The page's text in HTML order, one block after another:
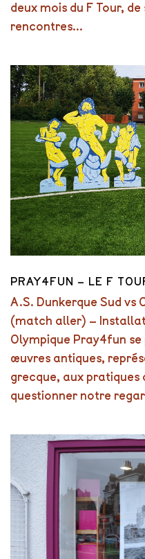
deux mois du F Tour,
rencontres...
PRAY4FUN – LE F
A.S. Dunkerque Sud vs
(match aller) –
Olympique Pray4fun
œuvres antiques,
grecque, aux pratiques
questionner notre